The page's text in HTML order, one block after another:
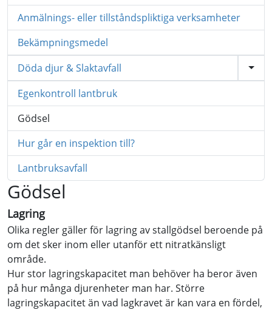
Anmälnings- eller tillståndspliktiga verksamheter
Bekämpningsmedel
Döda djur & Slaktavfall
Egenkontroll lantbruk
Gödsel
Hur går en inspektion till?
Lantbruksavfall
Gödsel
Lagring
Olika regler gäller för lagring av stallgödsel beroende på
om det sker inom eller utanför ett nitratkänsligt
område.
Hur stor lagringskapacitet man behöver ha beror även
på hur många djurenheter man har. Större
lagringskapacitet än vad lagkravet är kan vara en fördel,